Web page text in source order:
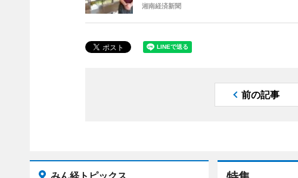
湘南経済新聞
前の記事
みん経トピックス